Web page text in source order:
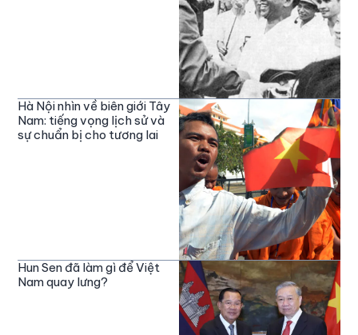
Hà Nội nhìn về biên giới Tây
Nam: tiếng vọng lịch sử và
sự chuẩn bị cho tương lai
Hun Sen đã làm gì để Việt
Nam quay lưng?